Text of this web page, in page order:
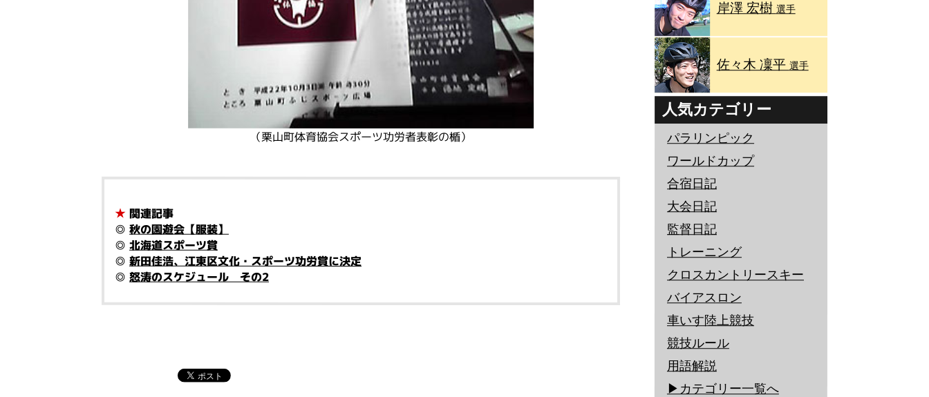
（栗山町体育協会スポーツ功労者表彰の楯）
★ 関連記事
◎秋の園遊会【服装】
◎北海道スポーツ賞
◎新田佳浩、江東区文化・スポーツ功労賞に決定
◎怒涛のスケジュール その2
岸澤 宏樹 選手
佐々木 凜平 選手
人気カテゴリー
パラリンピック
ワールドカップ
合宿日記
大会日記
監督日記
トレーニング
クロスカントリースキー
バイアスロン
車いす陸上競技
競技ルール
用語解説
▶︎カテゴリー一覧へ